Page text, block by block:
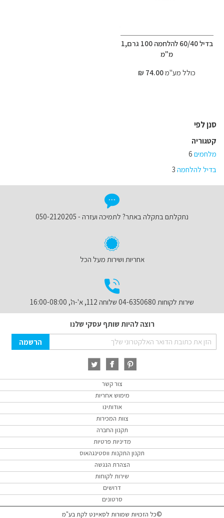
בדיל 60/40 להלחמה 100 גרם,1
מ"מ
כולל מע"מ74.00 ₪
סנן לפי
קטגוריה
מלחמים 6
בדיל להלחמה 3
נתקלתם בתקלה באתר? לתמיכה ועזרה - 050-2120205
אחריות ושירות מעל הכל
שירות לקוחות 04-6350680 שלוחה 112, א'-ה', 16:00-08:00
רוצה להיות שותף עסקי שלנו
Sign
Up
Newsletter:
הרשמה
צור קשר
מימוש אחריות
אודותינו
צוות המכירות
תקנון החברה
מדיניות פרטיות
תקנון התקנות ווסטינגהאוס
הצהרת הנגשה
שירות לקוחות
דרושים
סרטונים
©כל הזכויות שמורות לסאיינט לקת בע"מ